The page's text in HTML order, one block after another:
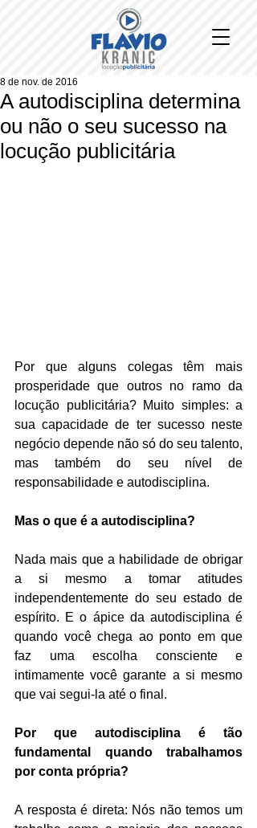
A autodisciplina determina
ou não o seu sucesso na
locução publicitária
8 de nov. de 2016
Por que alguns colegas têm mais
prosperidade que outros no ramo da
locução publicitária? Muito simples: a
sua capacidade de ter sucesso neste
negócio depende não só do seu talento,
mas também do seu nível de
responsabilidade e autodisciplina.
Mas o que é a autodisciplina?
Nada mais que a habilidade de obrigar
a si mesmo a tomar atitudes
independentemente do seu estado de
espírito. E o ápice da autodisciplina é
quando você chega ao ponto em que
faz uma escolha consciente e
intimamente você garante a si mesmo
que vai segui-la até o final.
Por que autodisciplina é tão
fundamental quando trabalhamos
por conta própria?
A resposta é direta: Nós não temos um